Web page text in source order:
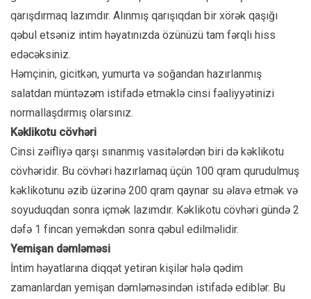
qarışdırmaq lazımdır. Alınmış qarışıqdan bir xörək qaşığı
qəbul etsəniz intim həyatınızda özünüzü tam fərqli hiss
edəcəksiniz.
Həmçinin, gicitkən, yumurta və soğandan hazırlanmış
salatdan müntəzəm istifadə etməklə cinsi fəaliyyətinizi
normallaşdırmış olarsınız.
Kəklikotu cövhəri
Cinsi zəifliyə qarşı sınanmış vasitələrdən biri də kəklikotu
cövhəridir. Bu cövhəri hazırlamaq üçün 100 qram qurudulmuş
kəklikotunu əzib üzərinə 200 qram qaynar su əlavə etmək və
soyuduqdan sonra içmək lazımdır. Kəklikotu cövhəri gündə 2
dəfə 1 fincan yeməkdən sonra qəbul edilməlidir.
Yemişan dəmləməsi
İntim həyatlarına diqqət yetirən kişilər hələ qədim
zamanlardan yemişan dəmləməsindən istifadə ediblər. Bu